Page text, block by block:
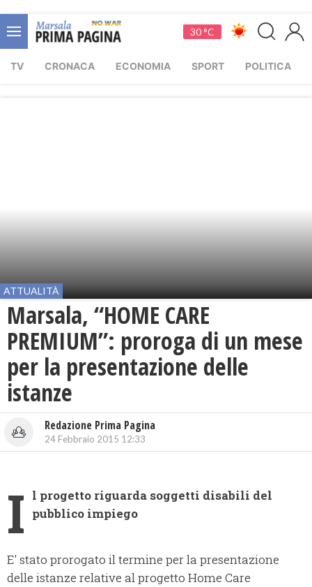
30 °C
TV CRONACA ECONOMIA SPORT POLITICA
ATTUALITÀ
Marsala, “HOME CARE
PREMIUM”: proroga di un mese
per la presentazione delle
istanze
Redazione Prima Pagina
24 Febbraio 2015 12:33
I l progetto riguarda soggetti disabili del
pubblico impiego
E' stato prorogato il termine per la presentazione
delle istanze relative al progetto Home Care